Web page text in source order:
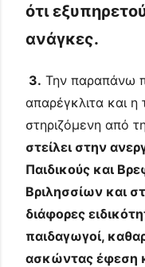
ότι
ανάγκες.
3. Την παραπάνω
απαρέγκλιτα και η
στηριζόμενη από
στείλει στην
Παιδικούς και
Βριλησσίων και
διάφορες
παιδαγωγοί,
ασκώντας έφεση